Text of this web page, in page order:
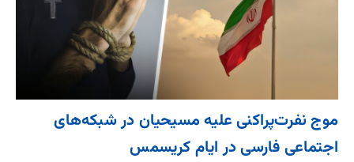
موج نفرت‌پراکنی علیه مسیحیان در شبکه‌های
اجتماعی فارسی در ایام کریسمس